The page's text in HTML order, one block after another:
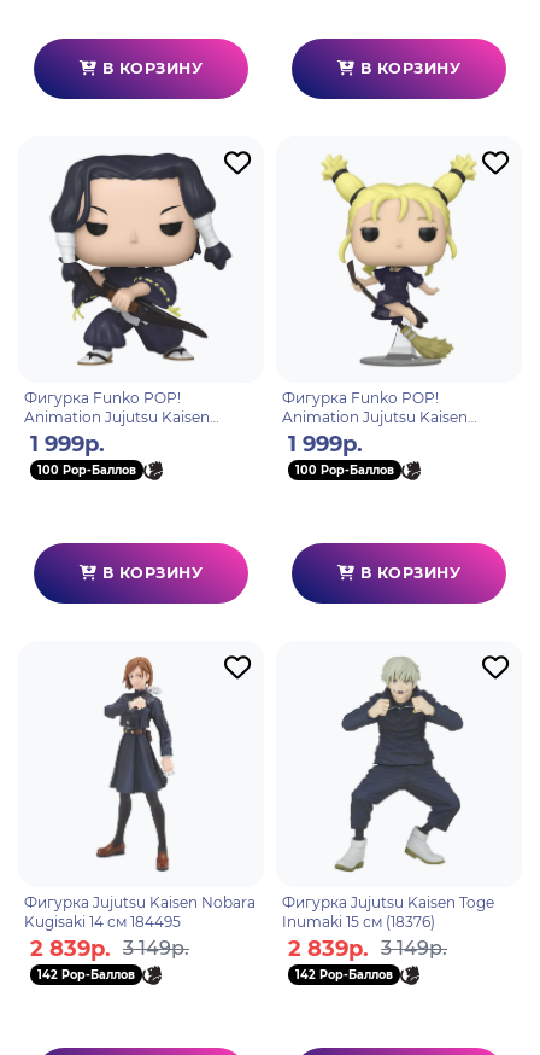
В КОРЗИНУ В КОРЗИНУ
Фигурка Funko POP!
Animation Jujutsu Kaisen
Noritoshi Kamo (1640) 80278
1 999р.
100 Pop-Баллов
В КОРЗИНУ
Фигурка Funko POP!
Animation Jujutsu Kaisen
Momo Nishimiya (1641) 80281
1 999р.
100 Pop-Баллов
В КОРЗИНУ
Фигурка Jujutsu Kaisen Nobara
Kugisaki 14 см 184495
2 839р. 3 149р.
142 Pop-Баллов
Фигурка Jujutsu Kaisen Toge
Inumaki 15 см (18376)
2 839р. 3 149р.
142 Pop-Баллов